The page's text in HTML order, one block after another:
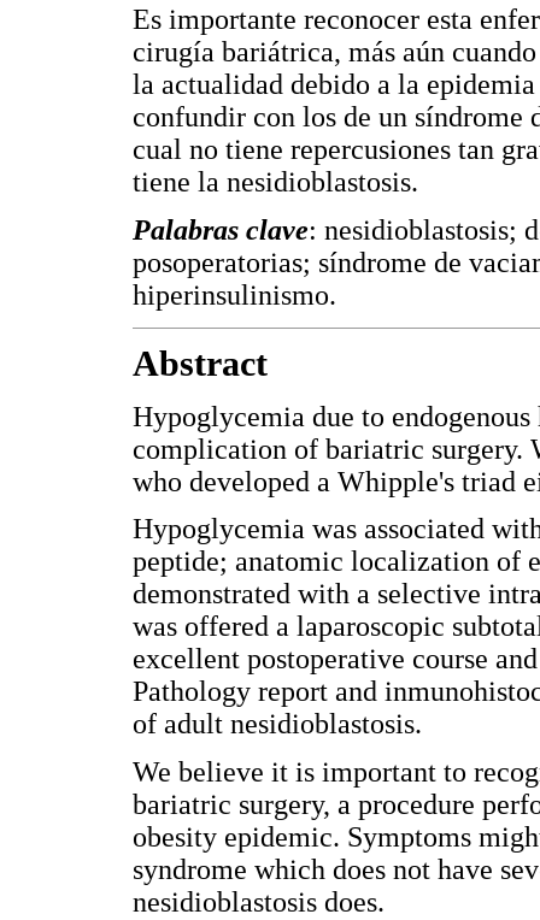
Es importante reconocer esta
cirugía bariátrica, más aún
la actualidad debido a la
confundir con los de un síndrome
cual no tiene repercusiones tan
tiene la nesidioblastosis.
Palabras clave: nesidioblastosis;
posoperatorias; síndrome de
hiperinsulinismo.
Abstract
Hypoglycemia due to
complication of bariatric surgery.
who developed a Whipple's triad
Hypoglycemia was associated
peptide; anatomic localization of
demonstrated with a selective
was offered a laparoscopic
excellent postoperative course
Pathology report and
of adult nesidioblastosis.
We believe it is important to
bariatric surgery, a procedure
obesity epidemic. Symptoms
syndrome which does not have
nesidioblastosis does.